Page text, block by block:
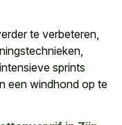
te verbeteren,
sprints
een windhond op te